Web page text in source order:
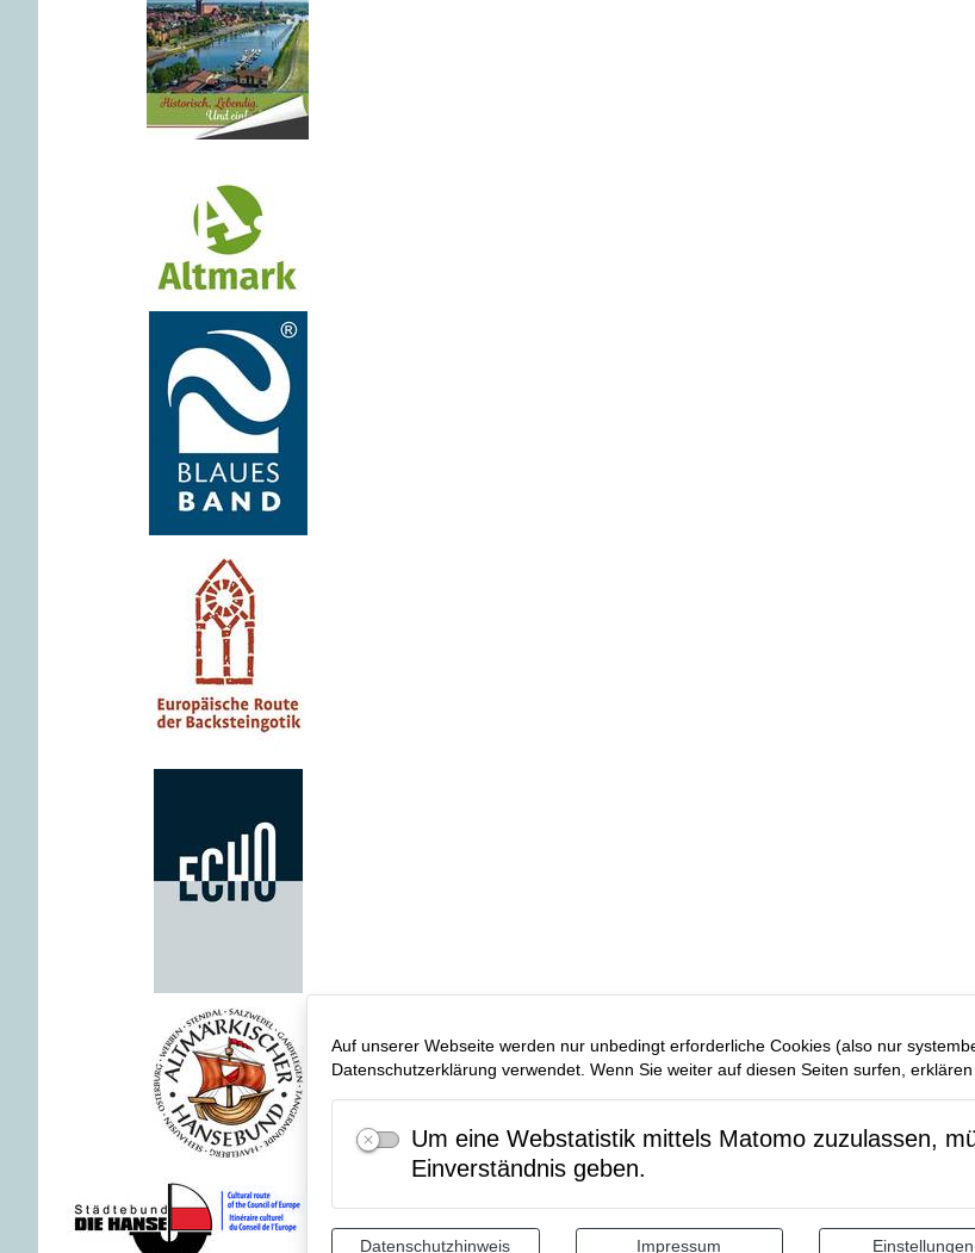
Auf unserer Webseite werden nur unbedingt erforderliche Cookies (also nur
Datenschutzerklärung verwendet. Wenn Sie weiter auf diesen Seiten surfen,
Um eine Webstatistik mittels Matomo zuzulassen,
Einverständnis geben.
Datenschutzhinweis Impressum Einstellungen